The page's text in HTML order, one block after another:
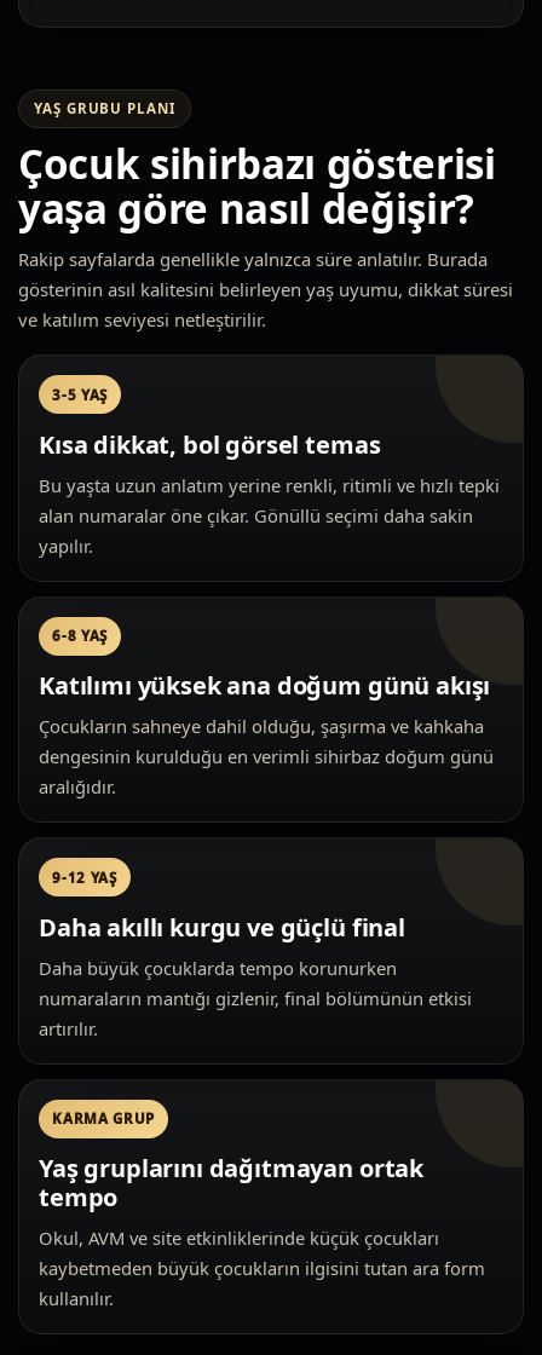
YAŞ GRUBU PLANI
Çocuk sihirbazı gösterisi
yaşa göre nasıl değişir?
Rakip sayfalarda genellikle yalnızca süre anlatılır. Burada
gösterinin asıl kalitesini belirleyen yaş uyumu, dikkat süresi
ve katılım seviyesi netleştirilir.
3-5 YAŞ
Kısa dikkat, bol görsel temas
Bu yaşta uzun anlatım yerine renkli, ritimli ve hızlı tepki
alan numaralar öne çıkar. Gönüllü seçimi daha sakin
yapılır.
6-8 YAŞ
Katılımı yüksek ana doğum günü akışı
Çocukların sahneye dahil olduğu, şaşırma ve kahkaha
dengesinin kurulduğu en verimli sihirbaz doğum günü
aralığıdır.
9-12 YAŞ
Daha akıllı kurgu ve güçlü final
Daha büyük çocuklarda tempo korunurken
numaraların mantığı gizlenir, final bölümünün etkisi
artırılır.
KARMA GRUP
Yaş gruplarını dağıtmayan ortak
tempo
Okul, AVM ve site etkinliklerinde küçük çocukları
kaybetmeden büyük çocukların ilgisini tutan ara form
kullanılır.